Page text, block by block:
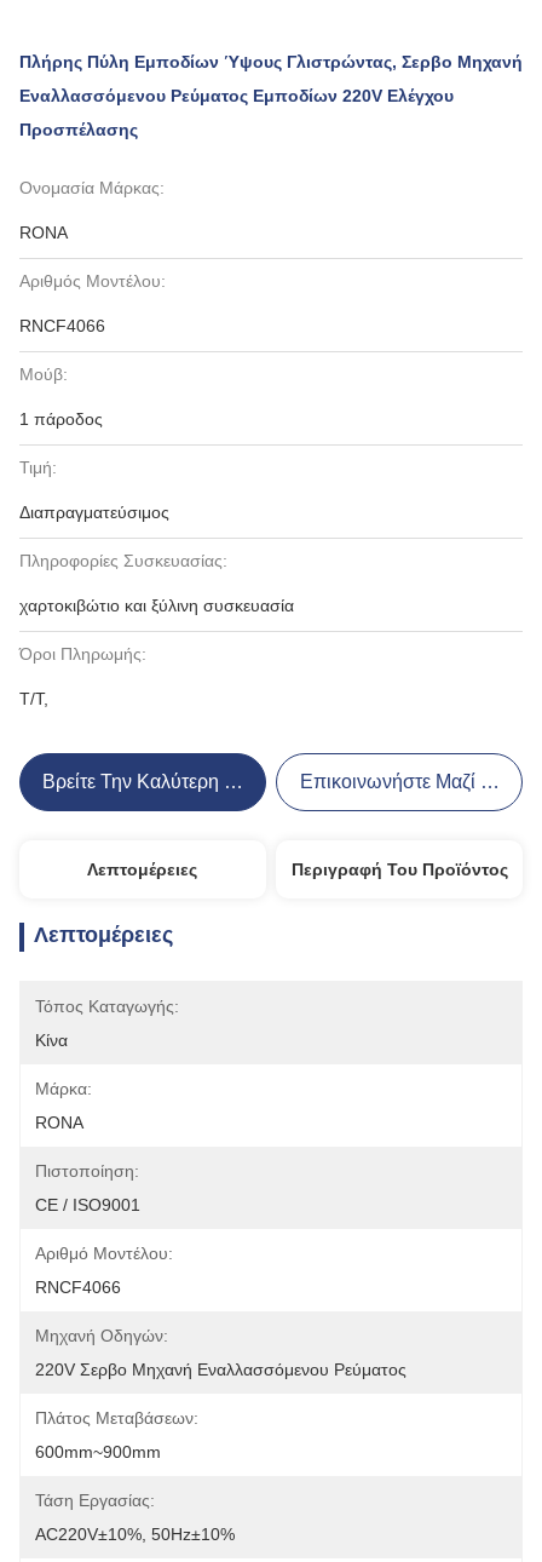
Πλήρης Πύλη Εμποδίων Ύψους Γλιστρώντας, Σερβο Μηχανή
Εναλλασσόμενου Ρεύματος Εμποδίων 220V Ελέγχου
Προσπέλασης
Ονομασία Μάρκας:
RONA
Αριθμός Μοντέλου:
RNCF4066
Μούβ:
1 πάροδος
Τιμή:
Διαπραγματεύσιμος
Πληροφορίες Συσκευασίας:
χαρτοκιβώτιο και ξύλινη συσκευασία
Όροι Πληρωμής:
T/T,
Βρείτε Την Καλύτερη Τιμή Επικοινωνήστε Μαζί Μας
Λεπτομέρειες Περιγραφή Του Προϊόντος
Λεπτομέρειες
Τόπος Καταγωγής:
Κίνα
Μάρκα:
RONA
Πιστοποίηση:
CE / ISO9001
Αριθμό Μοντέλου:
RNCF4066
Μηχανή Οδηγών:
220V Σερβο Μηχανή Εναλλασσόμενου Ρεύματος
Πλάτος Μεταβάσεων:
600mm~900mm
Τάση Εργασίας:
AC220V±10%, 50Hz±10%